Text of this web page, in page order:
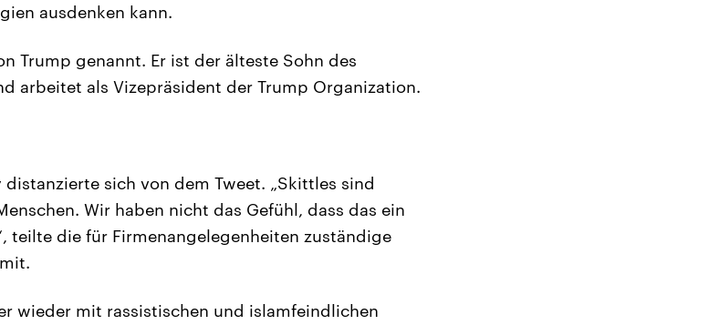
ausdenken kann.
Trump genannt. Er ist der älteste Sohn des
arbeitet als Vizepräsident der Trump Organization.
sich von dem Tweet. „Skittles sind
Wir haben nicht das Gefühl, dass das ein
teilte die für Firmenangelegenheiten zuständige
wieder mit rassistischen und islamfeindlichen